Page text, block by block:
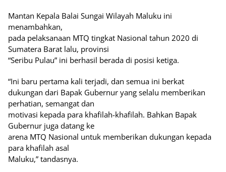
Mantan Kepala Balai Sungai Wilayah Maluku ini
menambahkan,
pada pelaksanaan MTQ tingkat Nasional tahun 2020 di
Sumatera Barat lalu, provinsi
“Seribu Pulau” ini berhasil berada di posisi ketiga.
“Ini baru pertama kali terjadi, dan semua ini berkat
dukungan dari Bapak Gubernur yang selalu memberikan
perhatian, semangat dan
motivasi kepada para khafilah-khafilah. Bahkan Bapak
Gubernur juga datang ke
arena MTQ Nasional untuk memberikan dukungan kepada
para khafilah asal
Maluku,” tandasnya.